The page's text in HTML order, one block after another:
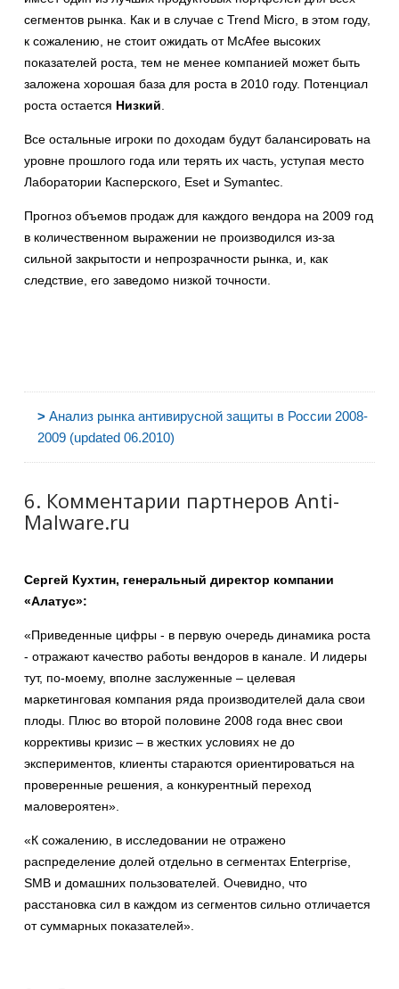
сегментов рынка. Как и в случае с Trend Micro, в этом году,
к сожалению, не стоит ожидать от McAfee высоких
показателей роста, тем не менее компанией может быть
заложена хорошая база для роста в 2010 году. Потенциал
роста остается Низкий
Все остальные игроки по доходам будут балансировать на
уровне прошлого года или терять их часть, уступая место
Лаборатории Касперского, Eset и Symantec.
Прогноз объемов продаж для каждого вендора на 2009 год
в количественном выражении не производился из-за
сильной закрытости и непрозрачности рынка, и, как
следствие, его заведомо низкой точности.
> Анализ рынка антивирусной защиты в России 2008-
2009 (updated 06.2010)
6. Комментарии партнеров Anti-
Malware.ru
Сергей Кухтин, генеральный директор компании
«Алатус»:
«Приведенные цифры - в первую очередь динамика роста
- отражают качество работы вендоров в канале. И лидеры
тут, по-моему, вполне заслуженные – целевая
маркетинговая компания ряда производителей дала свои
плоды. Плюс во второй половине 2008 года внес свои
коррективы кризис – в жестких условиях не до
экспериментов, клиенты стараются ориентироваться на
проверенные решения, а конкурентный переход
маловероятен».
«К сожалению, в исследовании не отражено
распределение долей отдельно в сегментах Enterprise,
SMB и домашних пользователей. Очевидно, что
расстановка сил в каждом из сегментов сильно отличается
от суммарных показателей».